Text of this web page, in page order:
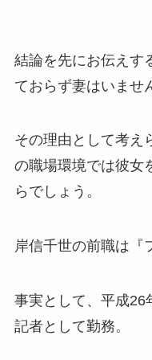
結論を先にお伝えす
ておらず妻はいませ
その理由として考え
の職場環境では彼女
らでしょう。
岸信千世の前職は
事実として、平成26
記者として勤務。